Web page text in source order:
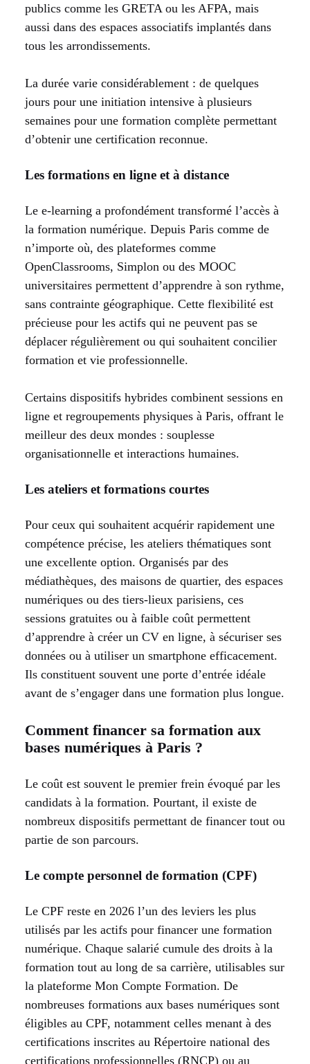
publics comme les GRETA ou les AFPA, mais
aussi dans des espaces associatifs implantés dans
tous les arrondissements.
La durée varie considérablement : de quelques
jours pour une initiation intensive à plusieurs
semaines pour une formation complète permettant
d’obtenir une certification reconnue.
Les formations en ligne et à distance
Le e-learning a profondément transformé l’accès à
la formation numérique. Depuis Paris comme de
n’importe où, des plateformes comme
OpenClassrooms, Simplon ou des MOOC
universitaires permettent d’apprendre à son rythme,
sans contrainte géographique. Cette flexibilité est
précieuse pour les actifs qui ne peuvent pas se
déplacer régulièrement ou qui souhaitent concilier
formation et vie professionnelle.
Certains dispositifs hybrides combinent sessions en
ligne et regroupements physiques à Paris, offrant le
meilleur des deux mondes : souplesse
organisationnelle et interactions humaines.
Les ateliers et formations courtes
Pour ceux qui souhaitent acquérir rapidement une
compétence précise, les ateliers thématiques sont
une excellente option. Organisés par des
médiathèques, des maisons de quartier, des espaces
numériques ou des tiers-lieux parisiens, ces
sessions gratuites ou à faible coût permettent
d’apprendre à créer un CV en ligne, à sécuriser ses
données ou à utiliser un smartphone efficacement.
Ils constituent souvent une porte d’entrée idéale
avant de s’engager dans une formation plus longue.
Comment financer sa formation aux
bases numériques à Paris ?
Le coût est souvent le premier frein évoqué par les
candidats à la formation. Pourtant, il existe de
nombreux dispositifs permettant de financer tout ou
partie de son parcours.
Le compte personnel de formation (CPF)
Le CPF reste en 2026 l’un des leviers les plus
utilisés par les actifs pour financer une formation
numérique. Chaque salarié cumule des droits à la
formation tout au long de sa carrière, utilisables sur
la plateforme Mon Compte Formation. De
nombreuses formations aux bases numériques sont
éligibles au CPF, notamment celles menant à des
certifications inscrites au Répertoire national des
certifications professionnelles (RNCP) ou au